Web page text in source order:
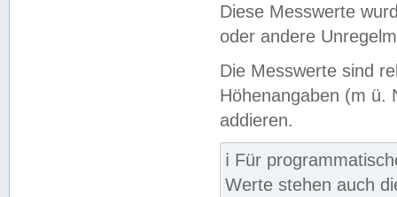
Diese Messwerte
oder andere
Die Messwerte sind
Höhenangaben (m ü.
addieren.
ℹ️ Für
Werte stehen auch